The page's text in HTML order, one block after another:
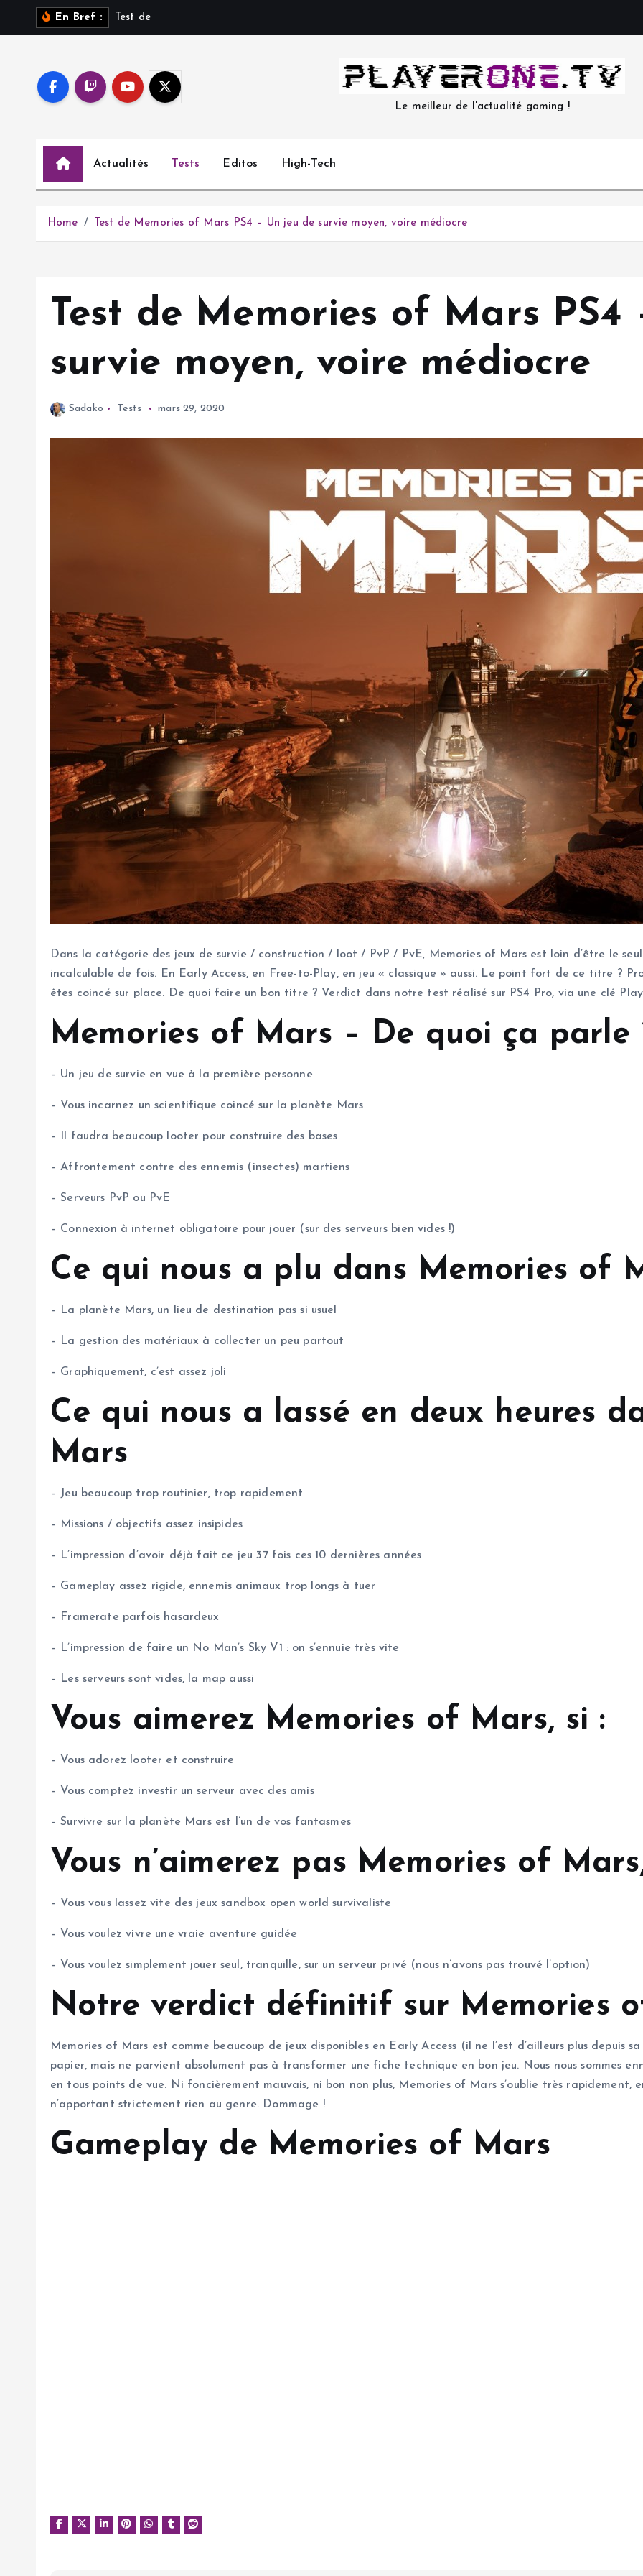
En Bref : est d e
Le meilleur de l'actualité gaming !
Actualités Tests Editos High-Tech
Home Test de Memories of Mars PS4 – Un jeu de survie moyen, voire médiocre
Test de Memories of Mars PS4
survie moyen, voire médiocre
Sadako Tests mars 29, 2020
Dans la catégorie des jeux de survie / construction / loot / PvP / PvE, Memories of Mars est loin d’être le
incalculable de fois. En Early Access, en Free-to-Play, en jeu « classique » aussi. Le point fort de ce titre ?
êtes coincé sur place. De quoi faire un bon titre ? Verdict dans notre test réalisé sur PS4 Pro, via une clé
Memories of Mars – De quoi ça parle
– Un jeu de survie en vue à la première personne
– Vous incarnez un scientifique coincé sur la planète Mars
– Il faudra beaucoup looter pour construire des bases
– Affrontement contre des ennemis (insectes) martiens
– Serveurs PvP ou PvE
– Connexion à internet obligatoire pour jouer (sur des serveurs bien vides !)
Ce qui nous a plu dans Memories of
– La planète Mars, un lieu de destination pas si usuel
– La gestion des matériaux à collecter un peu partout
– Graphiquement, c’est assez joli
Ce qui nous a lassé en deux heures
Mars
– Jeu beaucoup trop routinier, trop rapidement
– Missions / objectifs assez insipides
– L’impression d’avoir déjà fait ce jeu 37 fois ces 10 dernières années
– Gameplay assez rigide, ennemis animaux trop longs à tuer
– Framerate parfois hasardeux
– L’impression de faire un No Man’s Sky V1 : on s’ennuie très vite
– Les serveurs sont vides, la map aussi
Vous aimerez Memories of Mars, si :
– Vous adorez looter et construire
– Vous comptez investir un serveur avec des amis
– Survivre sur la planète Mars est l’un de vos fantasmes
Vous n’aimerez pas Memories of
– Vous vous lassez vite des jeux sandbox open world survivaliste
– Vous voulez vivre une vraie aventure guidée
– Vous voulez simplement jouer seul, tranquille, sur un serveur privé (nous n’avons pas trouvé l’option)
Notre verdict définitif sur Memories
Memories of Mars est comme beaucoup de jeux disponibles en Early Access (il ne l’est d’ailleurs plus depuis
papier, mais ne parvient absolument pas à transformer une fiche technique en bon jeu. Nous nous sommes
en tous points de vue. Ni foncièrement mauvais, ni bon non plus, Memories of Mars s’oublie très
n’apportant strictement rien au genre. Dommage !
Gameplay de Memories of Mars